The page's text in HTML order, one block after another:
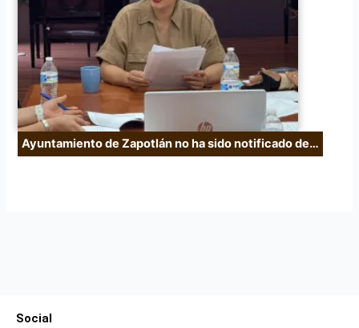
Ayuntamiento de Zapotlán no ha sido notificado de…
Social